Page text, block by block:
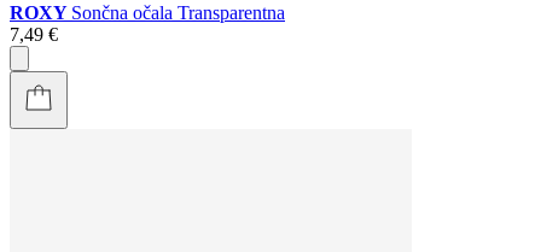
ROXY Sončna očala Transparentna
7,49 €